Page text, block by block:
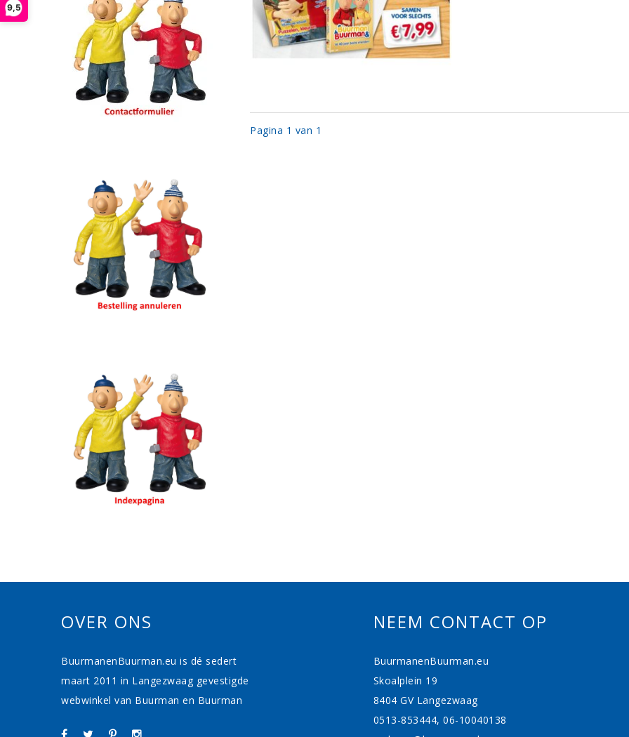
9,5
Pagina 1 van 1
OVER ONS
BuurmanenBuurman.eu is dé sedert
maart 2011 in Langezwaag gevestigde
webwinkel van Buurman en Buurman
NEEM CONTACT OP
BuurmanenBuurman.eu
Skoalplein 19
8404 GV Langezwaag
0513-853444, 06-10040138